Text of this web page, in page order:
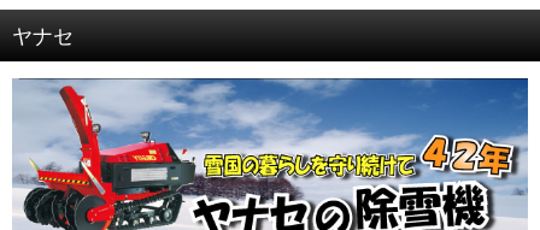
ヤナセ